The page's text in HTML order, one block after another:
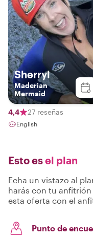
Sherryl
Maderian
Mermaid
4,4 27 reseñas
English
Esto esel plan
Echa un vistazo al
harás con tu
esta oferta con el
Punto de